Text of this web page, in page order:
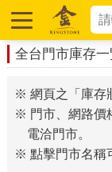
全台門市庫存一
※ 網頁之「庫存
※ 門市、網路價
電洽門市。
※ 點擊門市名稱